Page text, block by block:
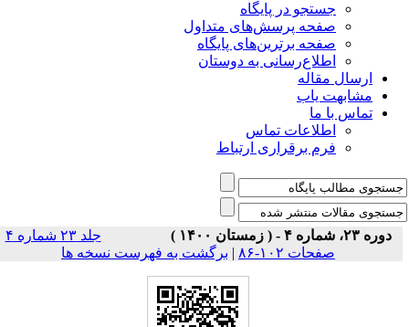
جستجو در پایگاه
صفحه پرسش‌های متداول
صفحه برترین‌های پایگاه
اطلاع‌رسانی به دوستان
ارسال مقاله
مشابهت یاب
تماس با ما
اطلاعات تماس
فرم برقراری ارتباط
دوره ۲۳، شماره ۴ - ( زمستان ۱۴۰۰ )
جلد ۲۳ شماره ۴
صفحات ۱۰۲-۸۶
| برگشت به فهرست نسخه ها